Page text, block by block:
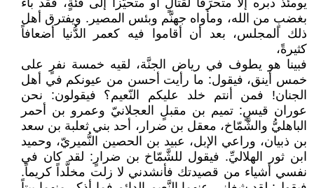
يومئذ دبره إلا متحرِّفاً لقتالٍ أو متحيّزاً إلى فئةٍ، فقد باء
بغضبٍ من الله، ومأواه جهنَّم وبئس المصير. ويفترق أهل
ذلك المجلس، بعد أن أقاموا فيه كعمر الدُّنيا أضعافاً
كثيرةً،
فبينا هو يطوف في رياض الجنَّة، لقيه خمسة نفرٍ على
خمس أينق، فيقول: ما رأيت أحسن من عيونكم في أهل
الجنان! فمن أنتم خلد عليكم النّعيم؟ فيقولون: نحن
عوران قيسٍ: تميم بن مقبلٍ العجلانيّ وعمرو بن أحمر
الباهليُّ والشَّمّاخ، معقل بن ضرار، أحد بني ثعلبة بن سعد
بن ذبيان، وراعي الإبل، عبيد بن الحصين النُّميريّ، وحميد
ابن ثور الهلاليِّ. فيقول للشَّمّاخ بن ضرارٍ: لقد كان في
نفسي أشياء من قصيدتك فأنشدني لا زلت مخلَّداً كريماً.